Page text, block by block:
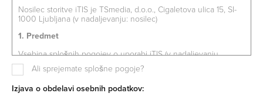
Nosilec storitve iTIS je TSmedia, d.o.o., Cigaletova ulica 15, SI-
1000 Ljubljana (v nadaljevanju: nosilec)
1. Predmet
Vsebina splošnih pogojev o uporabi iTIS (v nadaljevanju
splošnih pogojev) je način dostopa, prikaz rezultatov ter
uporaba drugih funkcij, vsebovanih v iTIS.
2. Dostopnost sistema
Ali sprejemate splošne pogoje?
Izjava o obdelavi osebnih podatkov: